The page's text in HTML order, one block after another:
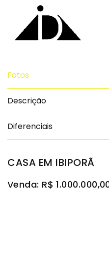
Fotos
Descrição
Diferenciais
CASA EM IBIPORÃ
Venda: R$